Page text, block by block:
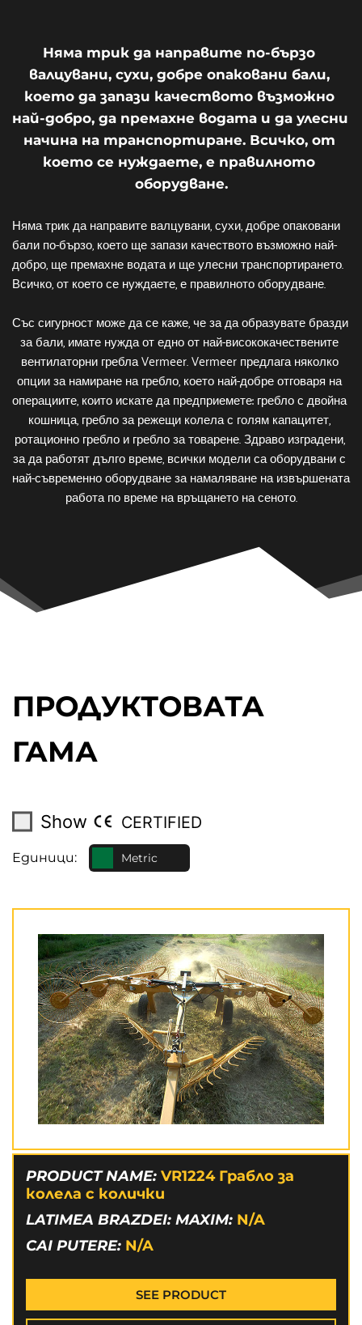
Няма трик да направите по-бързо
валцувани, сухи, добре опаковани бали,
което да запази качеството възможно
най-добро, да премахне водата и да улесни
начина на транспортиране. Всичко, от
което се нуждаете, е правилното
оборудване.
Няма трик да направите валцувани, сухи, добре опаковани
бали по-бързо, което ще запази качеството възможно най-
добро, ще премахне водата и ще улесни транспортирането.
Всичко, от което се нуждаете, е правилното оборудване.
Със сигурност може да се каже, че за да образувате бразди
за бали, имате нужда от едно от най-висококачествените
вентилаторни гребла Vermeer. Vermeer предлага няколко
опции за намиране на гребло, което най-добре отговаря на
операциите, които искате да предприемете: гребло с двойна
кошница, гребло за режещи колела с голям капацитет,
ротационно гребло и гребло за товарене. Здраво изградени,
за да работят дълго време, всички модели са оборудвани с
най-съвременно оборудване за намаляване на извършената
работа по време на връщането на сеното.
ПРОДУКТОВАТА
ГАМА
Show CERTIFIED
Единици: Metric
PRODUCT NAME: VR1224 Грабло за
колела с колички
LATIMEA BRAZDEI: MAXIM: N/A
CAI PUTERE: N/A
SEE PRODUCT